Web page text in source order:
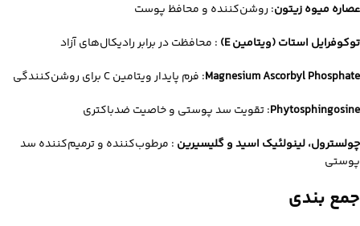
عصاره میوه زیتون: روشن‌کننده و محافظ پوست
توکوفرایل استات (ویتامین E)
: محافظت در برابر رادیکال‌های آزاد
Magnesium Ascorbyl Phosphate: فرم پایدار ویتامین C برای روشن‌کنندگی
Phytosphingosine: تقویت سد پوستی و خاصیت ضدباکتری
چولسترول، لینولئیک اسید و گلیسیرین : مرطوب‌کننده و ترمیم‌کننده سد
پوستی
جمع‌ بندی